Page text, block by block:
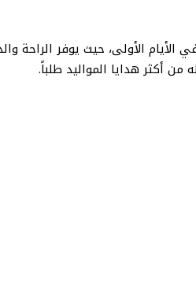
الأولى، حيث يوفر الراحة
أكثر هدايا المواليد طلباً.